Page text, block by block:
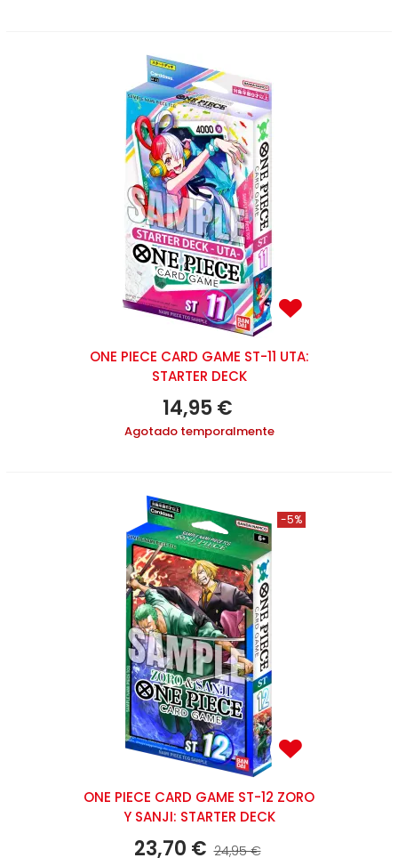
ONE PIECE CARD GAME ST-11 UTA:
STARTER DECK
14,95 €
Agotado temporalmente
-5%
ONE PIECE CARD GAME ST-12 ZORO
Y SANJI: STARTER DECK
23,70 € 24,95 €